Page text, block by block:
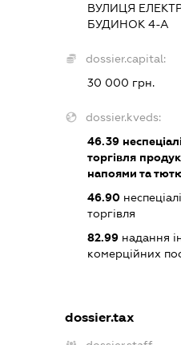
ВУЛИЦЯ
БУДИНОК 4-А
dossier.capital:
30 000 грн.
dossier.kveds:
46.39
торгівля
напоями та
46.90
торгівля
82.99 надання
комерційних
dossier.tax